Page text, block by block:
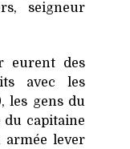
seigneur
eurent des
avec les
les gens du
du capitaine
armée lever